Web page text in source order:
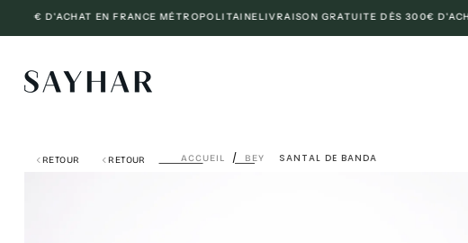
PASSER
CONTENU
D'ACHAT EN FRANCE MÉTROPOLITAINELIVRAISON GRATUITE DÈS 300€ D'ACHAT À
RETOUR RETOUR ACCUEIL / BEY SANTAL DE BANDA